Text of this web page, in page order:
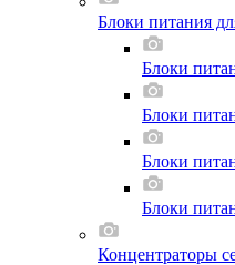
Блоки питания
Блоки
Блоки
Блоки
Блоки
Концентраторы